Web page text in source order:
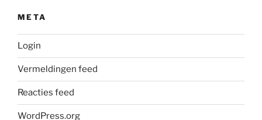
META
Login
Vermeldingen feed
Reacties feed
WordPress.org